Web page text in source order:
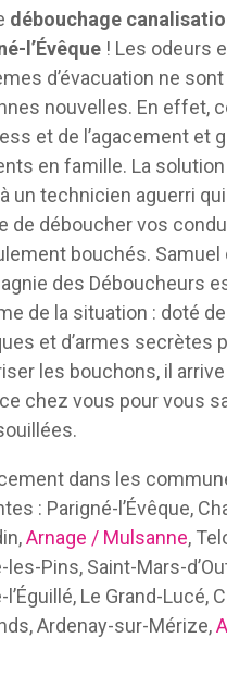
débouchage
l’Évêque! Les odeurs
d’évacuation ne
nouvelles. En effet,
et de l’agacement et
en famille. La solution
un technicien aguerri
de déboucher vos
bouchés. Samuel
des Déboucheurs
de la situation : doté
et d’armes secrètes
les bouchons, il
chez vous pour vous
dans les
: Parigné-l’Évêque,
Arnage / Mulsanne,
les-Pins, Saint-Mars-
l’Éguillé, Le Grand-Lucé,
Ardenay-sur-Mérize,